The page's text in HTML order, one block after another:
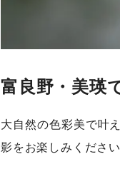
富良野・美瑛
大自然の色彩美で叶
影をお楽しみくださ